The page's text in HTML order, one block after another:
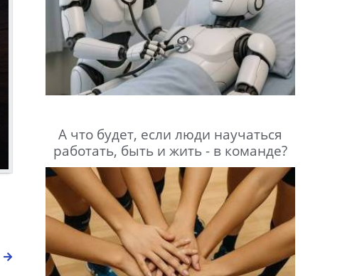
А что будет, если люди научаться
работать, быть и жить - в команде?